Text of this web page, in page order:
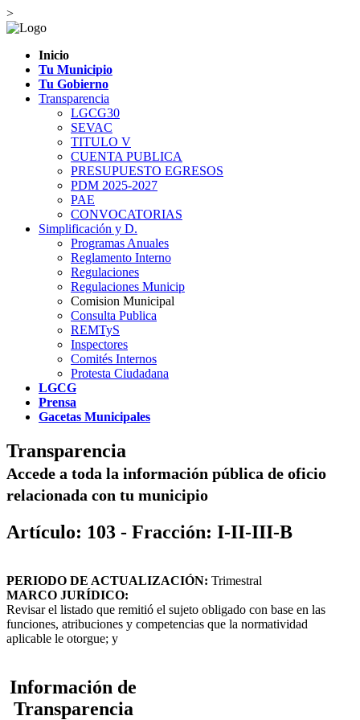
>
Inicio
Tu Municipio
Tu Gobierno
Transparencia
LGCG30
SEVAC
TITULO V
CUENTA PUBLICA
PRESUPUESTO EGRESOS
PDM 2025-2027
PAE
CONVOCATORIAS
Simplificación y D.
Programas Anuales
Reglamento Interno
Regulaciones
Regulaciones Municip
Comision Municipal
Consulta Publica
REMTyS
Inspectores
Comités Internos
Protesta Ciudadana
LGCG
Prensa
Gacetas Municipales
Transparencia
Accede a toda la información pública de oficio
relacionada con tu municipio
Artículo: 103 - Fracción: I-II-III-B
PERIODO DE ACTUALIZACIÓN: Trimestral
MARCO JURÍDICO:
Revisar el listado que remitió el sujeto obligado con base en las
funciones, atribuciones y competencias que la normatividad
aplicable le otorgue; y
Información de
Transparencia